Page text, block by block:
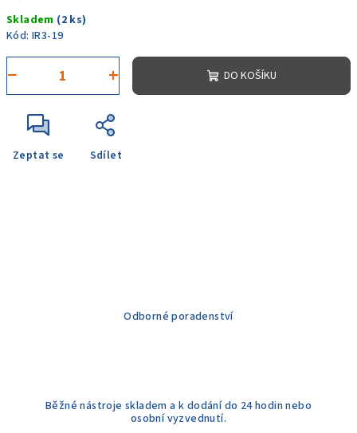
cena:
Skladem (2 ks)
Kód: IR3-19
+
− DO KOŠÍKU
Zeptat se Sdílet
Odborné poradenství
Běžné nástroje skladem a k dodání do 24 hodin nebo
osobní vyzvednutí.